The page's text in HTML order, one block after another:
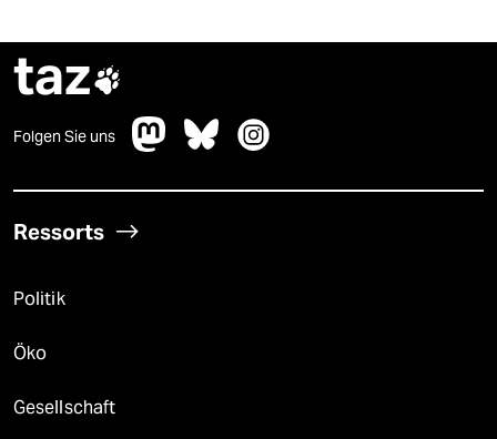
taz
Folgen Sie uns
Ressorts
Politik
Öko
Gesellschaft